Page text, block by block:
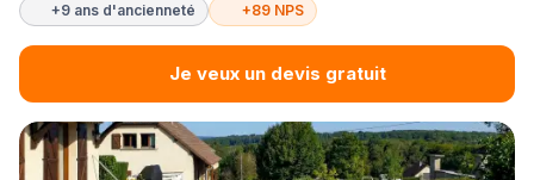
+9 ans d'ancienneté +89 NPS
Je veux un devis gratuit